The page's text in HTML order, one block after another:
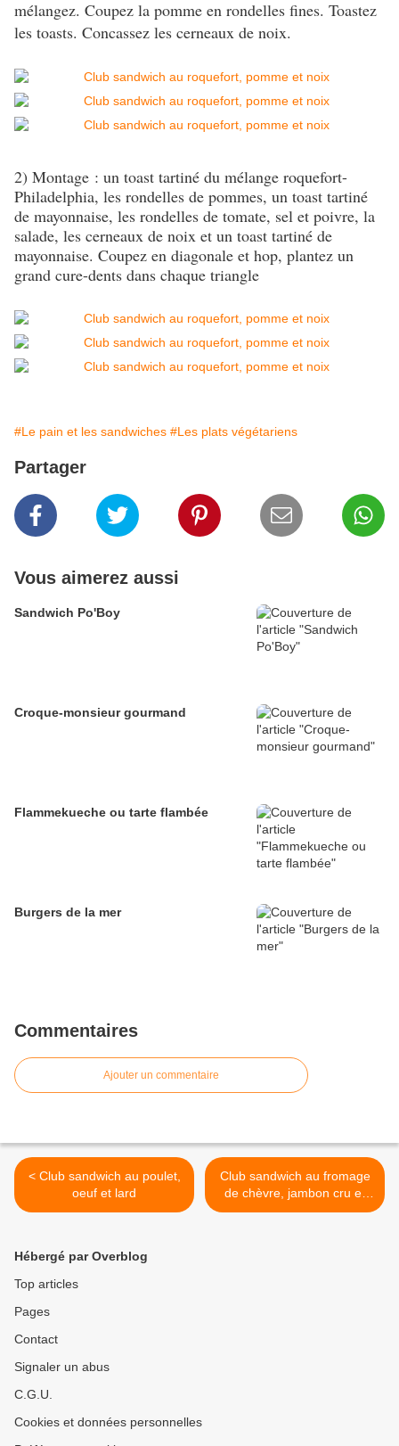
mélangez. Coupez la pomme en rondelles fines. Toastez
les toasts. Concassez les cerneaux de noix.
2) Montage : un toast tartiné du mélange roquefort-
Philadelphia, les rondelles de pommes, un toast tartiné
de mayonnaise, les rondelles de tomate, sel et poivre, la
salade, les cerneaux de noix et un toast tartiné de
mayonnaise. Coupez en diagonale et hop, plantez un
grand cure-dents dans chaque triangle
#Le pain et les sandwiches #Les plats végétariens
Partager
Vous aimerez aussi
Sandwich Po'Boy
Croque-monsieur gourmand
Flammekueche ou tarte flambée
Burgers de la mer
Commentaires
Ajouter un commentaire
< Club sandwich au poulet,
oeuf et lard
Club sandwich au fromage
de chèvre, jambon cru et
olives >
Hébergé par Overblog
Top articles
Pages
Contact
Signaler un abus
C.G.U.
Cookies et données personnelles